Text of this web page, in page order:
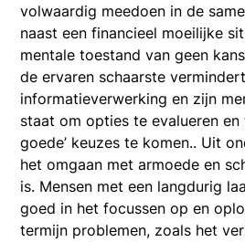
volwaardig meedoen in de
naast een financieel moeilijke
mentale toestand van geen
de ervaren schaarste
informatieverwerking en zijn
staat om opties te evalueren
goede’ keuzes te komen.. Uit
het omgaan met armoede en
is. Mensen met een langdurig
goed in het focussen op en
termijn problemen, zoals het